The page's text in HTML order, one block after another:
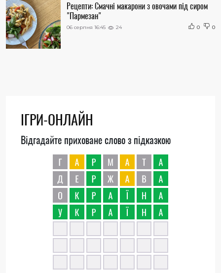
Рецепти: Смачні макарони з овочами під сиром
"Пармезан"
06 серпня 16:45 24 0 0
ІГРИ-ОНЛАЙН
Відгадайте приховане слово з підказкою